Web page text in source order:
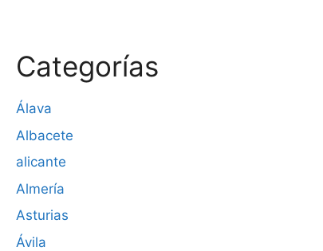
Categorías
Álava
Albacete
alicante
Almería
Asturias
Ávila